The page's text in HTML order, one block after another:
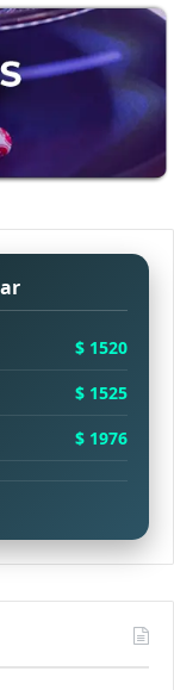
$ 1520
$ 1525
$ 1976